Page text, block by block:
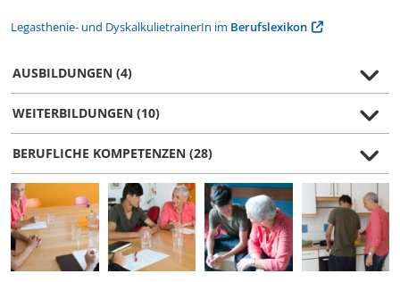
Legasthenie- und DyskalkulietrainerIn im Berufslexikon
AUSBILDUNGEN (4)
WEITERBILDUNGEN (10)
BERUFLICHE KOMPETENZEN (28)